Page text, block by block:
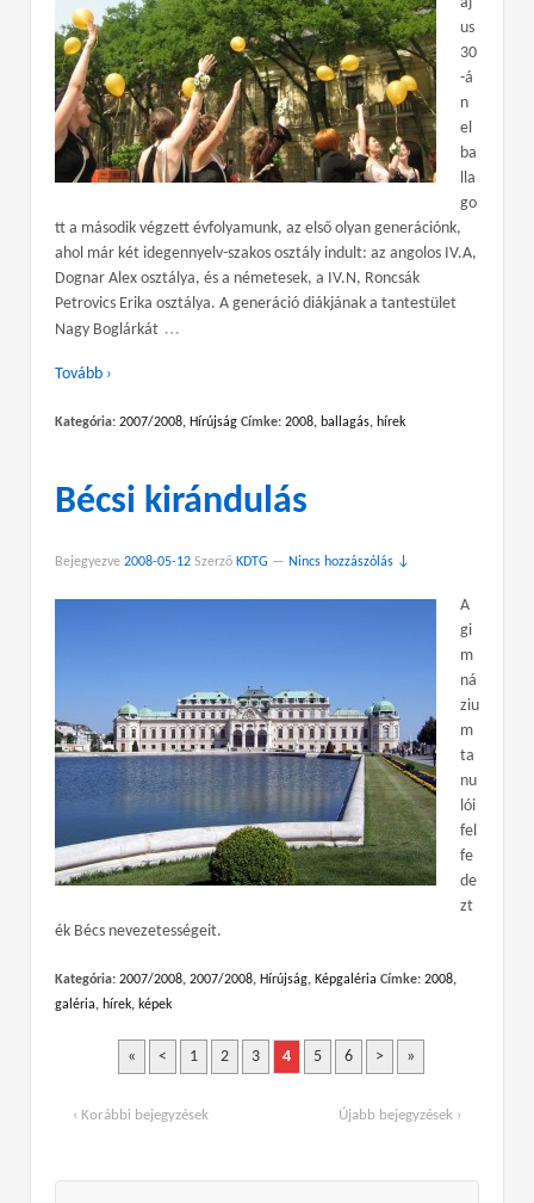
us
30
-á
n
el
ba
lla
go
tt a második végzett évfolyamunk, az első olyan generációnk,
ahol már két idegennyelv-szakos osztály indult: az angolos IV.A,
Dognar Alex osztálya, és a németesek, a IV.N, Roncsák
Petrovics Erika osztálya. A generáció diákjának a tantestület
Nagy Boglárkát …
Tovább ›
Kategória: 2007/2008, Hírújság Címke: 2008, ballagás, hírek
Bécsi kirándulás
Bejegyezve 2008-05-12 Szerző KDTG — Nincs hozzászólás ↓
A
gi
m
ná
ziu
m
ta
nu
lói
fel
fe
de
zt
ék Bécs nevezetességeit.
Kategória: 2007/2008, 2007/2008, Hírújság, Képgaléria Címke: 2008,
galéria, hírek, képek
« < 1 2 3 4 5 6 > »
‹ Korábbi bejegyzések Újabb bejegyzések ›